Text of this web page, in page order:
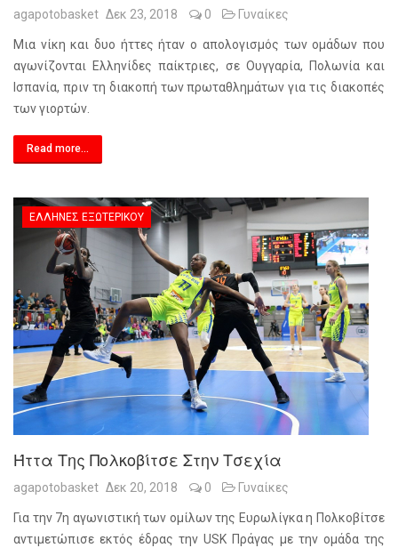
agapotobasket Δεκ 23, 2018 0 Γυναίκες
Μια νίκη και δυο ήττες ήταν ο απολογισμός των ομάδων που
αγωνίζονται Ελληνίδες παίκτριες, σε Ουγγαρία, Πολωνία και
Ισπανία, πριν τη διακοπή των πρωταθλημάτων για τις διακοπές
των γιορτών.
Read more...
ΈΛΛΗΝΕΣ ΕΞΩΤΕΡΙΚΟΎ
Ήττα Της Πολκοβίτσε Στην Τσεχία
agapotobasket Δεκ 20, 2018 0 Γυναίκες
Για την 7η αγωνιστική των ομίλων της Ευρωλίγκα η Πολκοβίτσε
αντιμετώπισε εκτός έδρας την USK Πράγας με την ομάδα της